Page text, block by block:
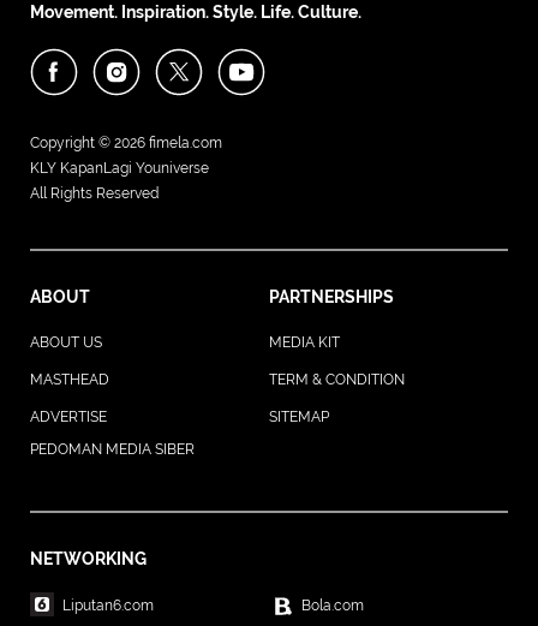
Movement. Inspiration. Style. Life. Culture.
Copyright © 2026 fimela.com
KLY KapanLagi Youniverse
All Rights Reserved
ABOUT PARTNERSHIPS
ABOUT US MEDIA KIT
MASTHEAD TERM & CONDITION
ADVERTISE
SITEMAP
PEDOMAN MEDIA SIBER
NETWORKING
Liputan6.com Bola.com